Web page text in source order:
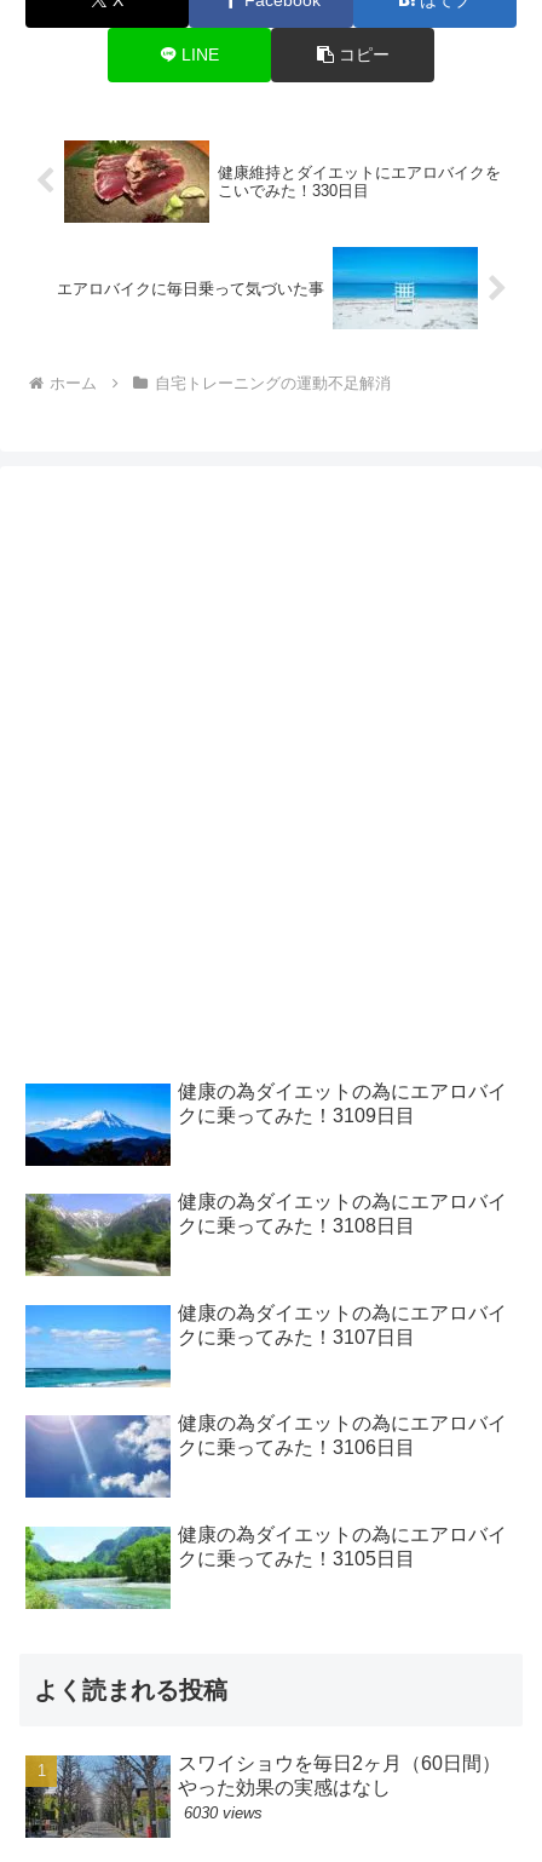
LINE コピー
健康維持とダイエットにエアロバイクを
こいでみた！330日目
エアロバイクに毎日乗って気づいた事
ホーム 自宅トレーニングの運動不足解消
健康の為ダイエットの為にエアロバイ
クに乗ってみた！3109日目
健康の為ダイエットの為にエアロバイ
クに乗ってみた！3108日目
健康の為ダイエットの為にエアロバイ
クに乗ってみた！3107日目
健康の為ダイエットの為にエアロバイ
クに乗ってみた！3106日目
健康の為ダイエットの為にエアロバイ
クに乗ってみた！3105日目
よく読まれる投稿
スワイショウを毎日2ヶ月（60日間）
やった効果の実感はなし
6030 views